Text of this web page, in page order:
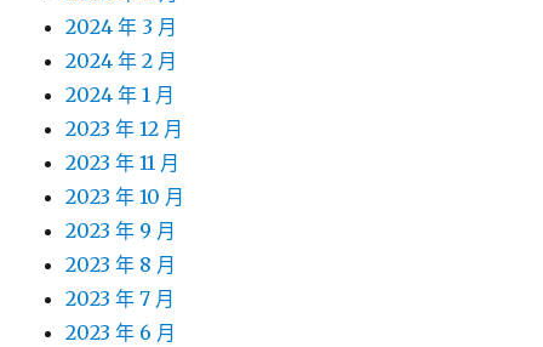
2024 年 3 月
2024 年 2 月
2024 年 1 月
2023 年 12 月
2023 年 11 月
2023 年 10 月
2023 年 9 月
2023 年 8 月
2023 年 7 月
2023 年 6 月